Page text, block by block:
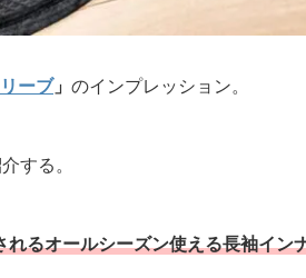
ーブ」 のインプレッション。
する。
るオールシーズン使える長袖イン